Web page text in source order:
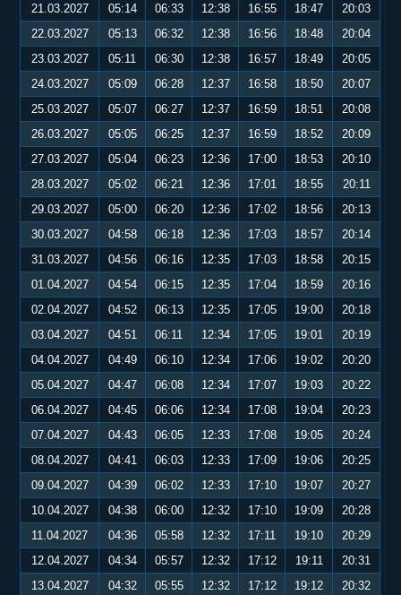
21.03.2027
05:14 06:33 12:38 16:55 18:47
20:03
22.03.2027
05:13 06:32 12:38 16:56 18:48
20:04
23.03.2027
05:11 06:30 12:38 16:57 18:49
20:05
24.03.2027
05:09 06:28 12:37 16:58 18:50
20:07
25.03.2027
05:07 06:27 12:37 16:59 18:51
20:08
26.03.2027
05:05 06:25 12:37 16:59 18:52
20:09
27.03.2027
05:04 06:23 12:36 17:00 18:53
20:10
28.03.2027
05:02 06:21 12:36 17:01 18:55
20:11
29.03.2027
05:00 06:20 12:36 17:02 18:56
20:13
30.03.2027
04:58 06:18 12:36 17:03 18:57
20:14
31.03.2027
04:56 06:16 12:35 17:03 18:58
20:15
01.04.2027
04:54 06:15 12:35 17:04 18:59
20:16
02.04.2027
04:52 06:13 12:35 17:05 19:00
20:18
03.04.2027
04:51 06:11 12:34 17:05 19:01
20:19
04.04.2027
04:49 06:10 12:34 17:06 19:02
20:20
05.04.2027
04:47 06:08 12:34 17:07 19:03
20:22
06.04.2027
04:45 06:06 12:34 17:08 19:04
20:23
07.04.2027
04:43 06:05 12:33 17:08 19:05
20:24
08.04.2027
04:41 06:03 12:33 17:09 19:06
20:25
09.04.2027
04:39 06:02 12:33 17:10 19:07
20:27
10.04.2027
04:38 06:00 12:32 17:10 19:09
20:28
11.04.2027
04:36 05:58 12:32 17:11 19:10
20:29
12.04.2027
04:34 05:57 12:32 17:12 19:11
20:31
13.04.2027
04:32 05:55 12:32 17:12 19:12 20:32